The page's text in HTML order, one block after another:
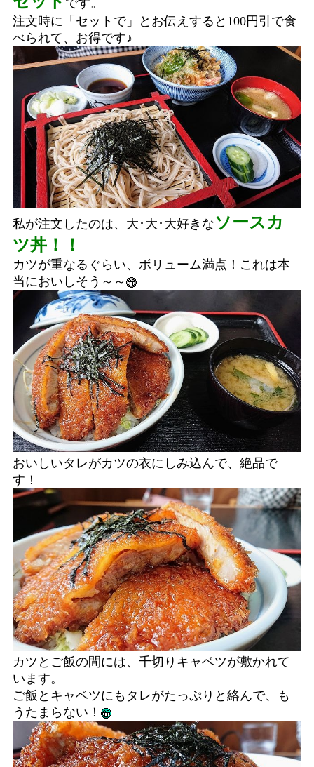
注文時に「セットで」とお伝えすると100円引で食
べられて、お得です♪
私が注文したのは、大･大･大好きなソースカ
ツ丼！！
カツが重なるぐらい、ボリューム満点！これは本
当においしそう～～
おいしいタレがカツの衣にしみ込んで、絶品で
す！
カツとご飯の間には、千切りキャベツが敷かれて
います。
ご飯とキャベツにもタレがたっぷりと絡んで、も
うたまらない！